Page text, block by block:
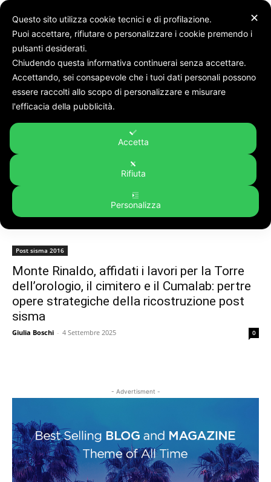
Commissario sisma
Tag:commissario sisma
Post sisma 2016
Monte Rinaldo, affidati i lavori per la Torre
dell’orologio, il cimitero e il Cumalab: pertre
opere strategiche della ricostruzione post
sisma
Giulia Boschi - 4 Settembre 2025 0
- Advertisment -
✕
Questo sito utilizza cookie tecnici e di profilazione.
Puoi accettare, rifiutare o personalizzare i cookie premendo i
pulsanti desiderati.
Chiudendo questa informativa continuerai senza accettare.
Accettando, sei consapevole che i tuoi dati personali possono
essere raccolti allo scopo di personalizzare e misurare
l'efficacia della pubblicità.
Accetta
Rifiuta
Personalizza